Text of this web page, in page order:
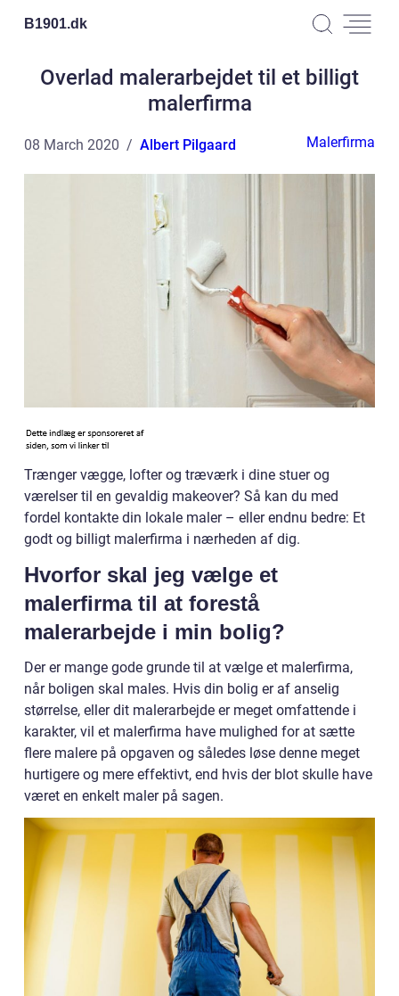
B1901.dk
Overlad malerarbejdet til et billigt
malerfirma
08 March 2020 Albert Pilgaard Malerfirma
Trænger vægge, lofter og træværk i dine stuer og
værelser til en gevaldig makeover? Så kan du med
fordel kontakte din lokale maler – eller endnu bedre: Et
godt og billigt malerfirma i nærheden af dig.
Hvorfor skal jeg vælge et
malerfirma til at forestå
malerarbejde i min bolig?
Der er mange gode grunde til at vælge et malerfirma,
når boligen skal males. Hvis din bolig er af anselig
størrelse, eller dit malerarbejde er meget omfattende i
karakter, vil et malerfirma have mulighed for at sætte
flere malere på opgaven og således løse denne meget
hurtigere og mere effektivt, end hvis der blot skulle have
været en enkelt maler på sagen.